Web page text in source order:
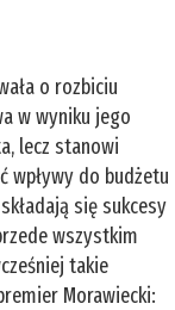
o rozbiciu
w wyniku jego
lecz stanowi
wpływy do budżetu
się sukcesy
wszystkim
takie
Morawiecki: